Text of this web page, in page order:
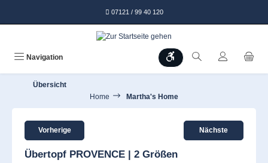
07121 / 99 40 120
Navigation Werkzeugleiste anzeigen
Übersicht
Home
Martha's Home
Vorherige Nächste
Übertopf PROVENCE | 2 Größen